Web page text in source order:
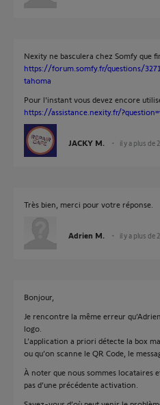
Nexity ne basculera chez Somfy que
https://forum.somfy.fr/questions/
tahoma
Pour l'instant vous devez encore
https://assistance.nexity.fr/
JACKY M. il y a plus de
Très bien, merci pour votre réponse.
Adrien M. il y a plus de
Bonjour,
Je rencontre la même erreur
logo.
L’application a priori détecte la box
ou qu’on scanne le QR Code, le
À noter que nous sommes locataires
pas d’une précédente activation.